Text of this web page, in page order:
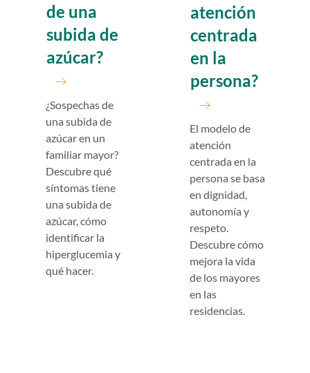
de una
subida de
azúcar?
¿Sospechas de
una subida de
azúcar en un
familiar mayor?
Descubre qué
síntomas tiene
una subida de
azúcar, cómo
identificar la
hiperglucemia y
qué hacer.
atención
centrada
en la
persona?
El modelo de
atención
centrada en la
persona se basa
en dignidad,
autonomía y
respeto.
Descubre cómo
mejora la vida
de los mayores
en las
residencias.